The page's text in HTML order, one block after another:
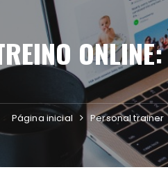
Página inicial Personal trainer